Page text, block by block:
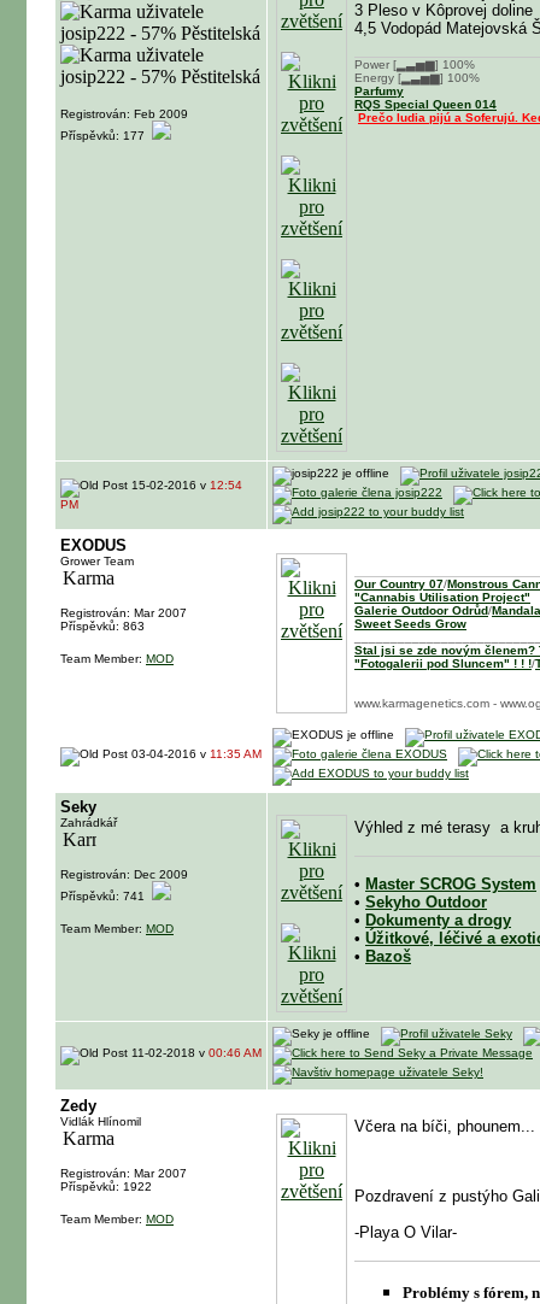
Registrován: Feb 2009
Příspěvků: 177
3 Pleso v Kôprovej doline
4,5 Vodopád Matejovská
Power [▂▃▅▆] 100%
Energy [▂▃▅▆] 100%
Parfumy
RQS Special Queen 014
Prečo ludia pijú a Soferujú.
15-02-2016 v 12:54
PM
EXODUS
Grower Team
Registrován: Mar 2007
Příspěvků: 863
Team Member: MOD
Our Country 07/Monstrous
"Cannabis Utilisation Project"
Galerie Outdoor Odrůd/
Sweet Seeds Grow
Stal jsi se zde novým členem?
"Fotogalerii pod Sluncem" ! ! !/
www.karmagenetics.com -
03-04-2016 v 11:35 AM
Seky
Zahrádkář
Registrován: Dec 2009
Příspěvků: 741
Team Member: MOD
Výhled z mé terasy a
• Master SCROG System
• Sekyho Outdoor
• Dokumenty a drogy
• Úžitkové, léčivé a
• Bazoš
11-02-2018 v 00:46 AM
Zedy
Vidlák Hlínomil
Registrován: Mar 2007
Příspěvků: 1922
Team Member: MOD
Včera na bíči, phounem...
Pozdravení z pustýho
-Playa O Vilar-
Problémy s fórem,